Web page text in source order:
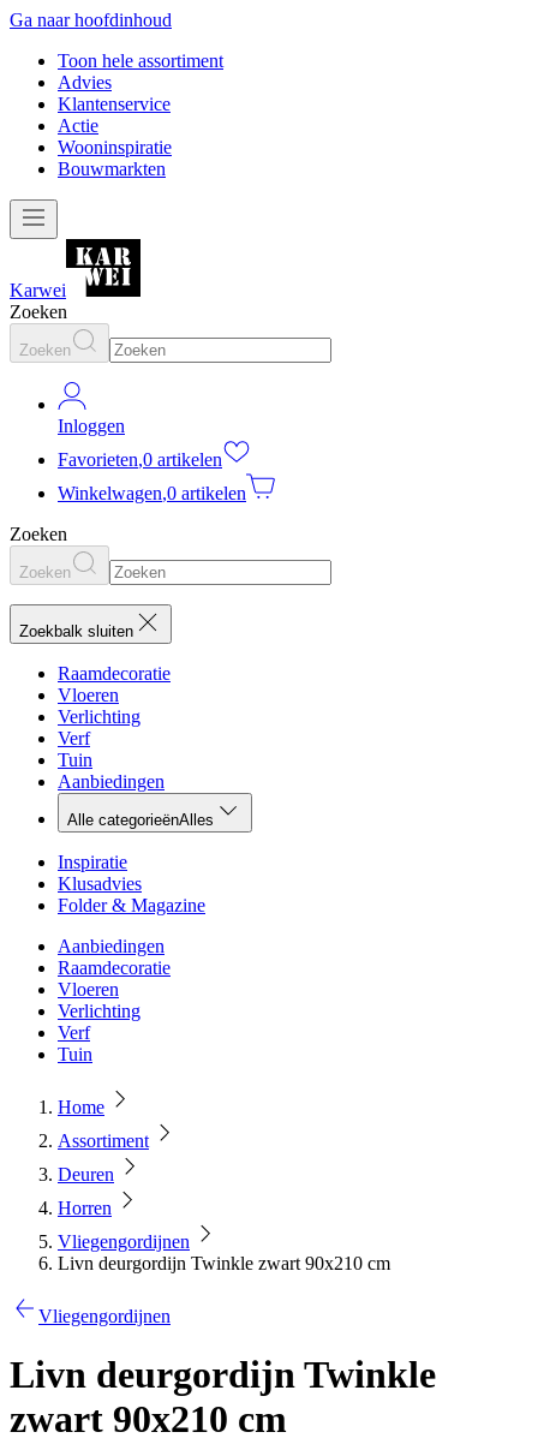
Ga naar hoofdinhoud
Toon hele assortiment
Advies
Klantenservice
Actie
Wooninspiratie
Bouwmarkten
Karwei
Zoeken
Zoeken
Inloggen
Favorieten,0 artikelen
Winkelwagen,0 artikelen
Zoeken
Zoeken
Zoekbalk sluiten
Raamdecoratie
Vloeren
Verlichting
Verf
Tuin
Aanbiedingen
Alle categorieënAlles
Inspiratie
Klusadvies
Folder & Magazine
Aanbiedingen
Raamdecoratie
Vloeren
Verlichting
Verf
Tuin
Home
Assortiment
Deuren
Horren
Vliegengordijnen
Livn deurgordijn Twinkle zwart 90x210 cm
Vliegengordijnen
Livn deurgordijn Twinkle
zwart 90x210 cm